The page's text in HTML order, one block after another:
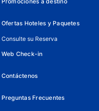
Ofertas Hoteles y Paquetes
Consulte su Reserva
Web Check-in
Contáctenos
Preguntas Frecuentes